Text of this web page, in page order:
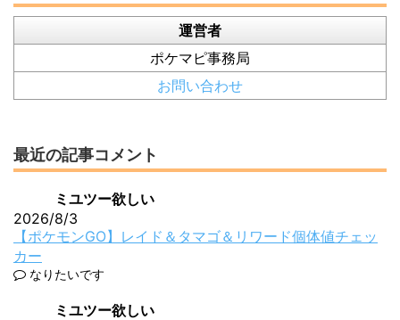
運営者
ポケマピ事務局
お問い合わせ
最近の記事コメント
ミユツー欲しい
2026/8/3
【ポケモンGO】レイド＆タマゴ＆リワード個体値チェッ
カー
なりたいです
ミユツー欲しい